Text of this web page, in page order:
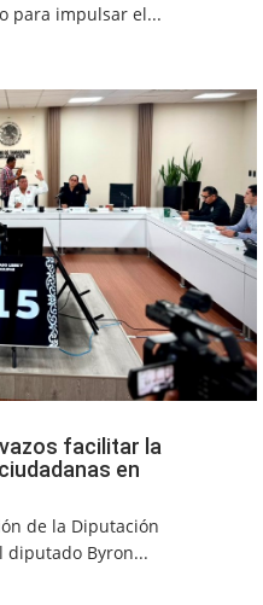
para impulsar el...
facilitar la
en
de la Diputación
diputado Byron...